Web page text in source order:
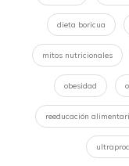
dieta boricua
mitos nutricionales
obesidad
reeducación